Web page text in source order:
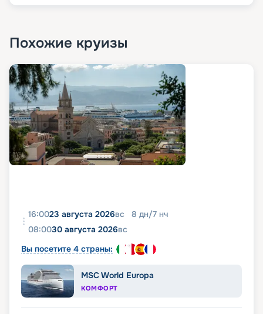
Похожие круизы
16:0023 августа 2026вс 8 дн/7 нч
08:0030 августа 2026вс
Вы посетите 4 страны:
MSC World Europa
КОМФОРТ